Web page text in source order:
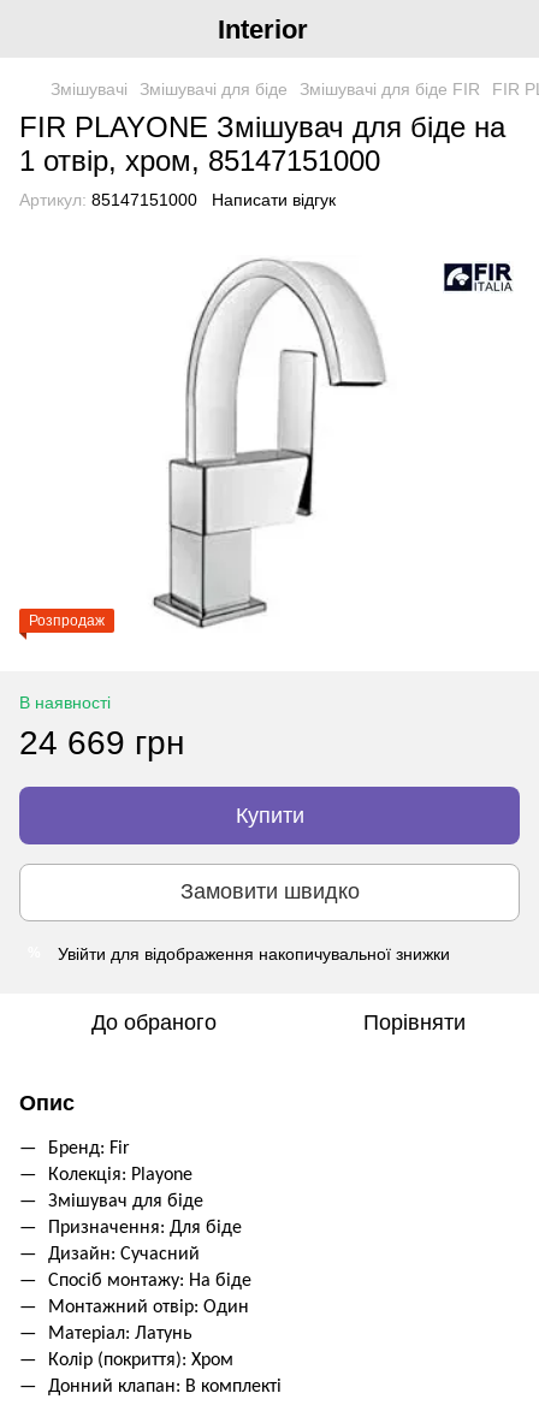
Interior
Змішувачі Змішувачі для біде Змішувачі для біде FIR FIR
FIR PLAYONE Змішувач для біде на
1 отвiр, хром, 85147151000
Артикул: 85147151000 Написати відгук
Розпродаж
В наявності
24 669 грн
Купити
Замовити швидко
Увійти для відображення накопичувальної знижки
До обраного Порівняти
Опис
Бренд: Fir
Колекція: Playone
Змiшувач для бiде
Призначення: Для бiде
Дизайн: Сучасний
Спосіб монтажу: На бiде
Монтажний отвiр: Один
Матеріал: Латунь
Колiр (покриття): Хром
Донний клапан: В комплектi